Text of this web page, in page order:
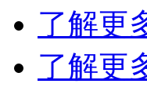
了解更
了解更